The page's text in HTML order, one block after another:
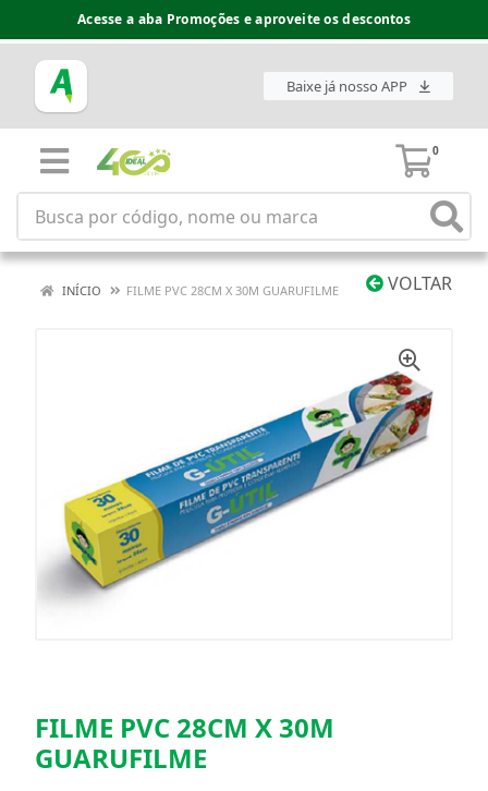
Acesse a aba Promoções e aproveite os descontos
Baixe já nosso APP
0
VOLTAR
INÍCIO FILME PVC 28CM X 30M GUARUFILME
FILME PVC 28CM X 30M
GUARUFILME